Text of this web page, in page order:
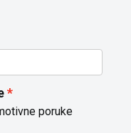
poruke